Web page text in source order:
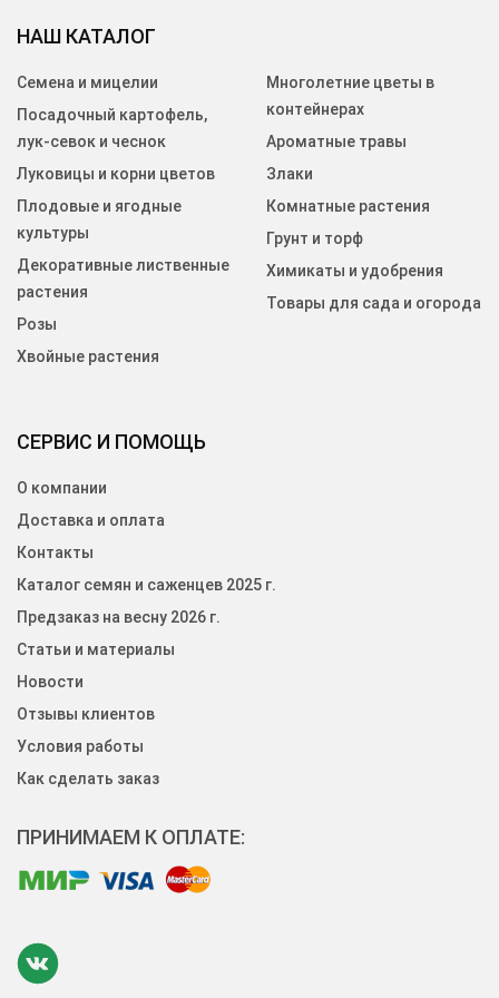
СЕРВИС И ПОМОЩЬ
О компании
Доставка и оплата
Контакты
Каталог семян и саженцев 2025 г.
Предзаказ на весну 2026 г.
Статьи и материалы
Новости
Отзывы клиентов
Условия работы
Как сделать заказ
НАШ КАТАЛОГ
Семена и мицелии
Посадочный картофель,
лук-севок и чеснок
Луковицы и корни цветов
Плодовые и ягодные
культуры
Декоративные лиственные
растения
Розы
Хвойные растения
Многолетние цветы в
контейнерах
Ароматные травы
Злаки
Комнатные растения
Грунт и торф
Химикаты и удобрения
Товары для сада и огорода
ПРИНИМАЕМ К ОПЛАТЕ: